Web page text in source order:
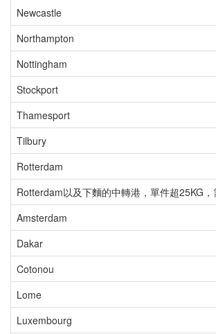
Newcastle
Northampton
Nottingham
Stockport
Thamesport
Tilbury
Rotterdam
Rotterdam以及下麵的中轉港，單件超25KG
Amsterdam
Dakar
Cotonou
Lome
Luxembourg